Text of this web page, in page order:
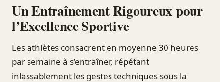
Un Entraînement Rigoureux pour
l’Excellence Sportive
Les athlètes consacrent en moyenne 30 heures
par semaine à s’entraîner, répétant
inlassablement les gestes techniques sous la